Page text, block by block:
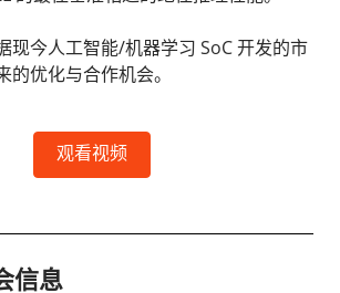
现今人工智能/机器学习 SoC 开发的市
优化与合作机会。
观看视频
信息